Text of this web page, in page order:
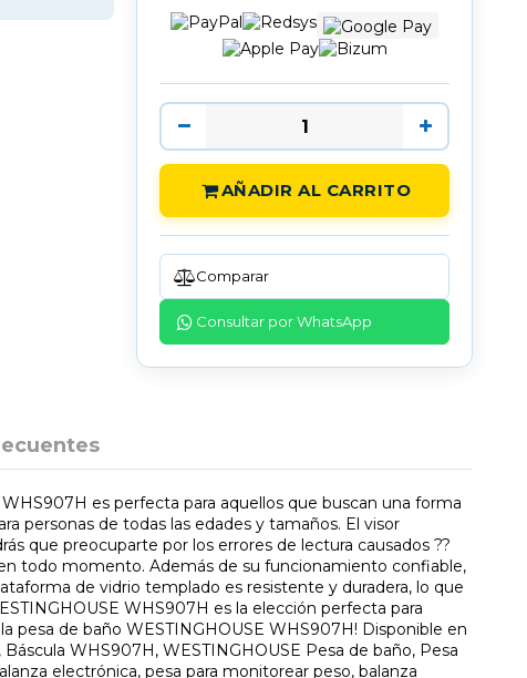
AÑADIR AL CARRITO
Comparar
Consultar por WhatsApp
es perfecta para aquellos que buscan una forma
personas de todas las edades y tamaños. El visor
que preocuparte por los errores de lectura causados ??
todo momento. Además de su funcionamiento confiable,
de vidrio templado es resistente y duradera, lo que
WHS907H es la elección perfecta para
pesa de baño WESTINGHOUSE WHS907H! Disponible en
WHS907H, WESTINGHOUSE Pesa de baño, Pesa
electrónica, pesa para monitorear peso, balanza